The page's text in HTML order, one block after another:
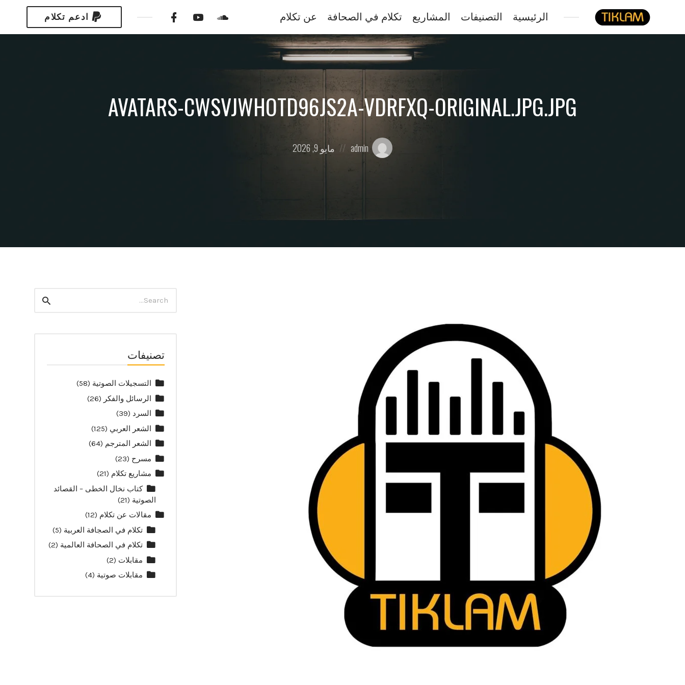
نصل
الرئيسية التصنيفات المشاريع تكلام في الصحافة عن تكلام ادعم تكلام
AVATARS-CWSVJWHOTD96JS2A-VDRFXQ-ORIGINAL.JPG.JPG
Posted
by:
admin
Posted
on
مايو 9, 2026
for:
Search
تصنيفات
التسجيلات الصوتية (58)
الرسائل والفكر (26)
السرد (39)
الشعر العربي (125)
الشعر المترجم (64)
مسرح (23)
مشاريع تكلام (21)
كتاب نخال الخطى – القصائد
الصوتية (21)
مقالات عن تكلام (12)
تكلام في الصجافة العربية (5)
تكلام في الصحافة العالمية (2)
مقابلات (2)
مقابلات صوتية (4)